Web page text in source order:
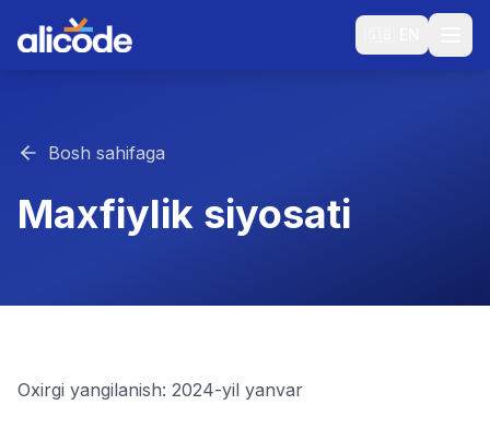
Bosh sahifaga
Maxfiylik siyosati
Oxirgi yangilanish: 2024-yil yanvar